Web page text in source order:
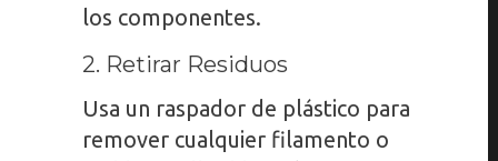
los componentes.
2. Retirar Residuos
Usa un raspador de plástico para
remover cualquier filamento o